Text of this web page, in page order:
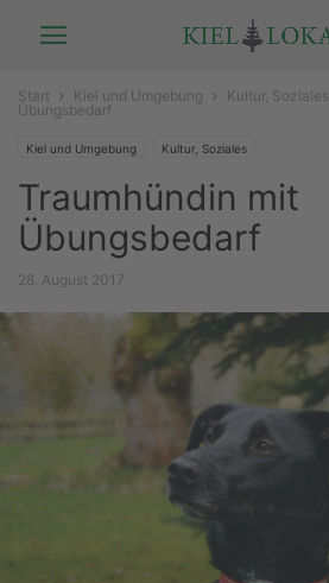
Start Kiel und Umgebung Kultur, Soziales
Übungsbedarf
Kiel und Umgebung Kultur, Soziales
Traumhündin mit
Übungsbedarf
28. August 2017